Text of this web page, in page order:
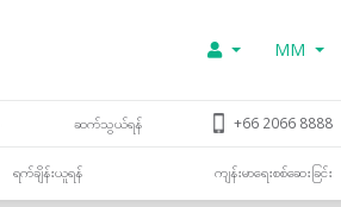
MM
ဆက်သွယ်ရန် +66 2066 8888
ရက်ချိန်းယူရန် ကျန်းမာရေးစစ်ဆေးခြင်း